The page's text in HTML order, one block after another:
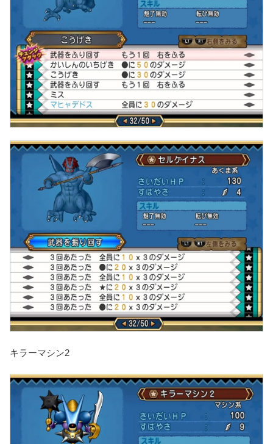
キラーマシン2